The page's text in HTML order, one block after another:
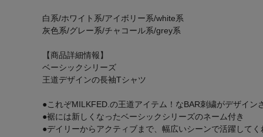
白系/ホワイト系/アイボリー系/white系
灰色系/グレー系/チャコール系/grey系
【商品詳細情報】
ベーシックシリーズ
王道デザインの長袖Tシャツ
●これぞMILKFED.の王道アイテム！なBAR刺繍がデザイン
●裾には新しくなったベーシックシリーズのネーム付き
●デイリーからアクティブまで、幅広いシーンで活躍してく